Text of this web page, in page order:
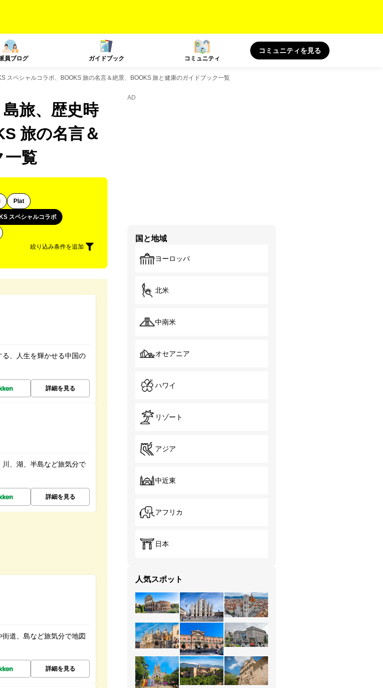
員ブログ ガイドブック コミュニティ
コミュニティを見る
スペシャルコラボ、BOOKS 旅の名言＆絶景、BOOKS 旅と健康のガイドブック一覧
旅、歴史時
旅の名言＆
一覧
Plat
スペシャルコラボ
絞り込み条件を追加
、人生を輝かせる中国の
詳細を見る
、湖、半島など旅気分で
詳細を見る
道、島など旅気分で地図
詳細を見る
AD
国と地域
ヨーロッパ
北米
中南米
オセアニア
ハワイ
リゾート
アジア
中近東
アフリカ
日本
人気スポット